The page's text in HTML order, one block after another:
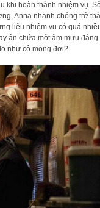
khi hoàn thành nhiệm vụ.
Anna nhanh chóng trở
liệu nhiệm vụ có quá
ẩn chứa một âm mưu đáng
như cô mong đợi?